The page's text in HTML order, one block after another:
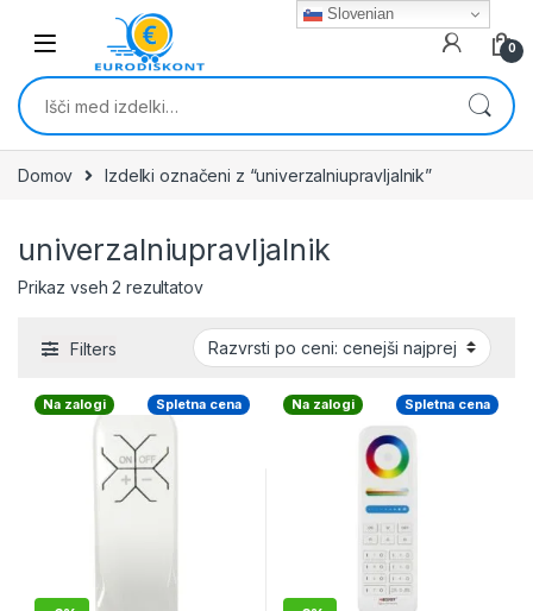
Skip to navigation
0
Išči:
Domov Izdelki označeni z “univerzalniupravljalnik”
univerzalniupravljalnik
Prikaz vseh 2 rezultatovRazvrščeno po ceni: od najnižje do
Filters
Na zalogi Spletna cena Na zalogi Spletna cena
Slovenian